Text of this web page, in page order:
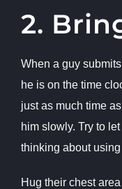
2.
When a guy
he is on the time
just as much time
him slowly. Try to
thinking about
Hug their chest